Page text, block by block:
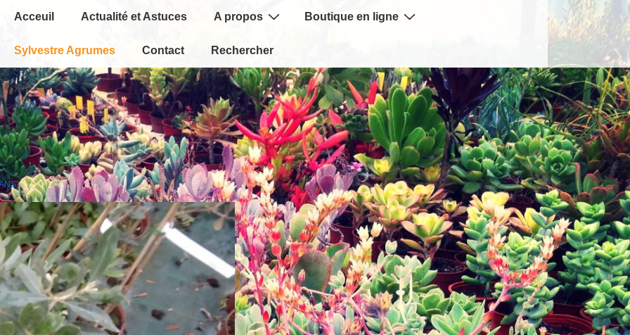
Main
Navigation
Acceuil Actualité et Astuces A propos Boutique en ligne
Sylvestre Agrumes Contact Rechercher